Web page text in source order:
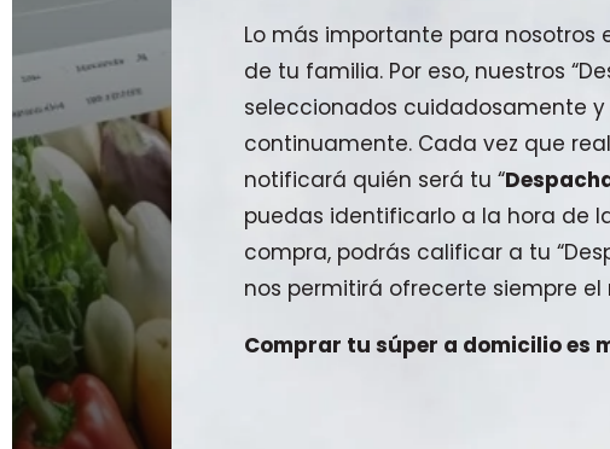
Lo más importante para nosotros
de tu familia. Por eso, nuestros
seleccionados cuidadosamente
continuamente. Cada vez que
notificará quién será tu “
puedas identificarlo a la hora de
compra, podrás calificar a tu
nos permitirá ofrecerte siempre el
Comprar tu súper a domicilio es